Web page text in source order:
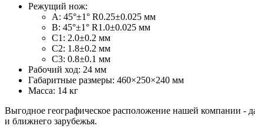
Режущий нож:
A: 45°±1° R0.25±0.025 мм
B: 45°±1° R1.0±0.025 мм
C1: 2.0±0.2 мм
C2: 1.8±0.2 мм
С3: 0.8±0.1 мм
Рабочий ход: 24 мм
Габаритные размеры: 460×250×240 мм
Масса: 14 кг
Выгодное географическое расположение нашей компании -
и ближнего зарубежья.